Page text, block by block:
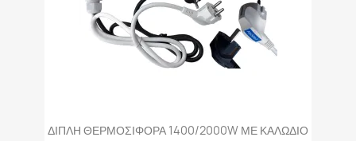
ΔΙΠΛΗ ΘΕΡΜΟΣΙΦΟΡΑ 1400/2000W ΜΕ ΚΑΛΩΔΙΟ